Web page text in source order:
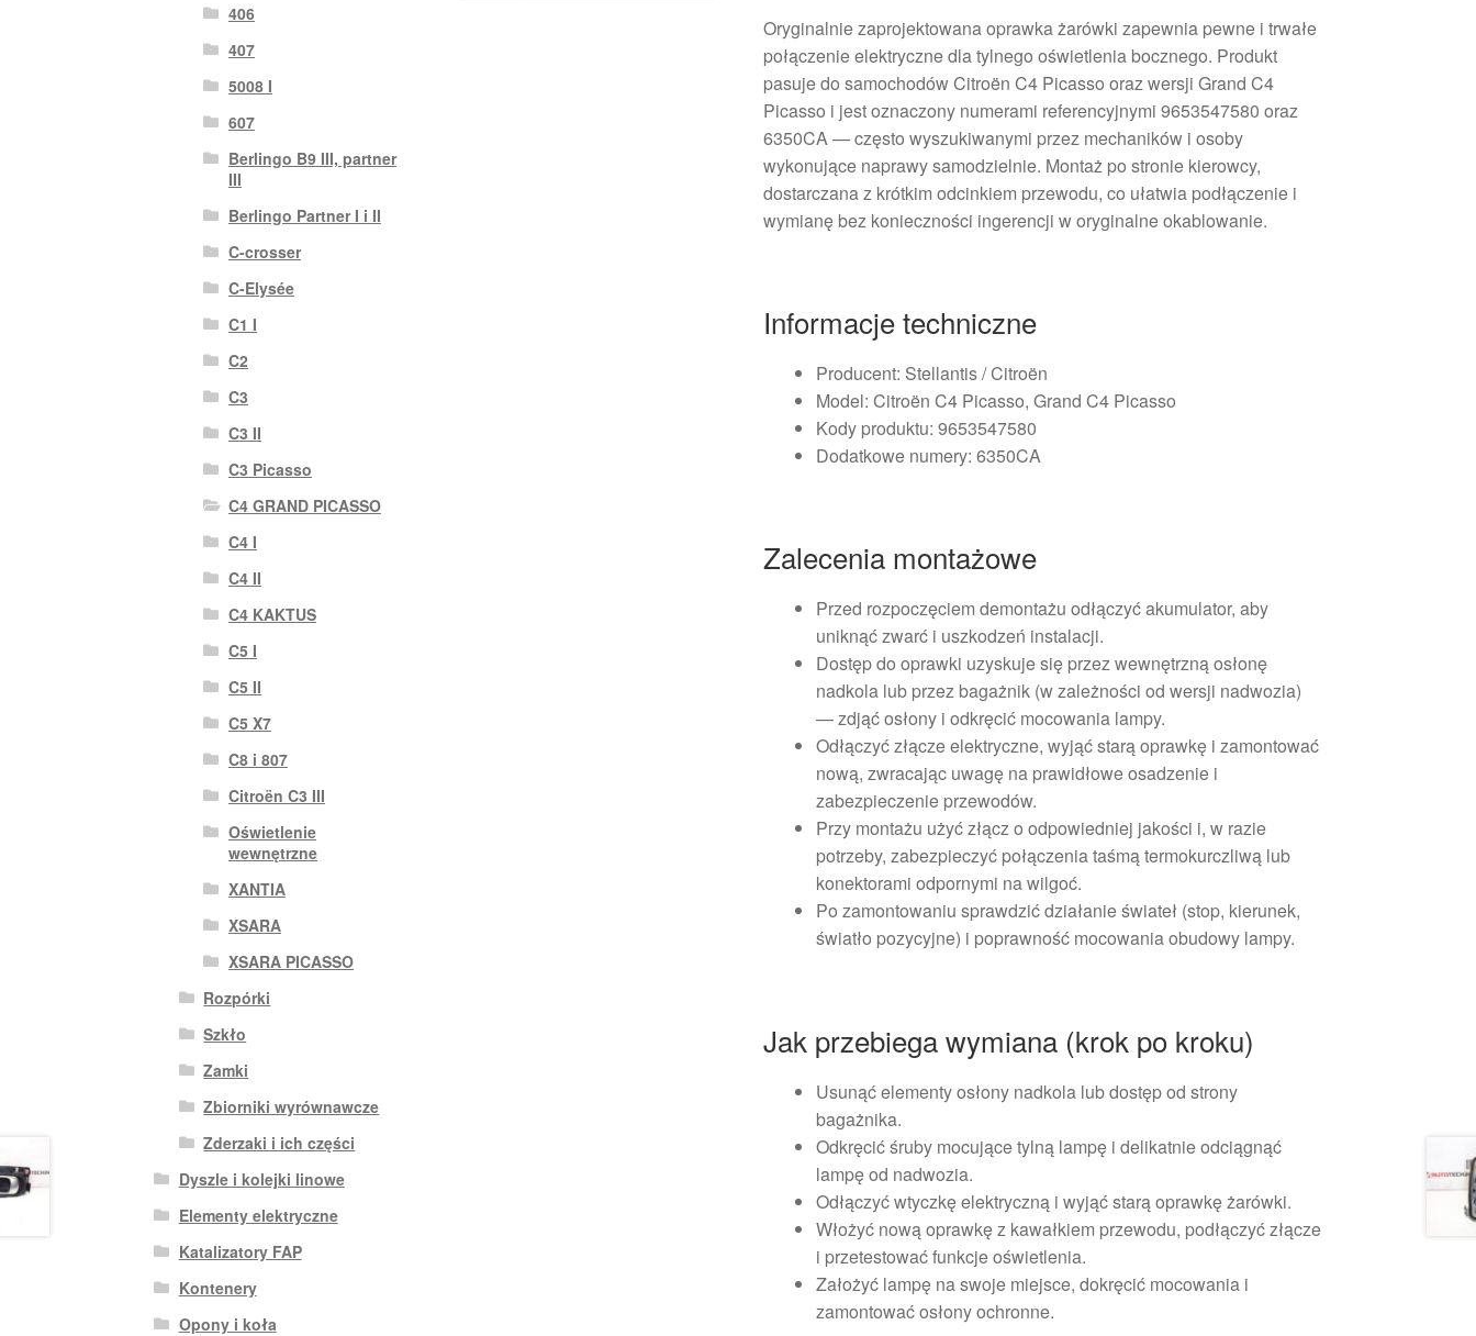
Oryginalnie zaprojektowana oprawka żarówki zapewnia pewne i trwałe
połączenie elektryczne dla tylnego oświetlenia bocznego. Produkt
pasuje do samochodów Citroën C4 Picasso oraz wersji Grand C4
Picasso i jest oznaczony numerami referencyjnymi 9653547580 oraz
6350CA — często wyszukiwanymi przez mechaników i osoby
wykonujące naprawy samodzielnie. Montaż po stronie kierowcy,
dostarczana z krótkim odcinkiem przewodu, co ułatwia podłączenie i
wymianę bez konieczności ingerencji w oryginalne okablowanie.
Informacje techniczne
Producent: Stellantis / Citroën
Model: Citroën C4 Picasso, Grand C4 Picasso
Kody produktu: 9653547580
Dodatkowe numery: 6350CA
Zalecenia montażowe
Przed rozpoczęciem demontażu odłączyć akumulator, aby
uniknąć zwarć i uszkodzeń instalacji.
Dostęp do oprawki uzyskuje się przez wewnętrzną osłonę
nadkola lub przez bagażnik (w zależności od wersji nadwozia)
— zdjąć osłony i odkręcić mocowania lampy.
Odłączyć złącze elektryczne, wyjąć starą oprawkę i zamontować
nową, zwracając uwagę na prawidłowe osadzenie i
zabezpieczenie przewodów.
Przy montażu użyć złącz o odpowiedniej jakości i, w razie
potrzeby, zabezpieczyć połączenia taśmą termokurczliwą lub
konektorami odpornymi na wilgoć.
Po zamontowaniu sprawdzić działanie świateł (stop, kierunek,
światło pozycyjne) i poprawność mocowania obudowy lampy.
Jak przebiega wymiana (krok po kroku)
Usunąć elementy osłony nadkola lub dostęp od strony
bagażnika.
Odkręcić śruby mocujące tylną lampę i delikatnie odciągnąć
lampę od nadwozia.
Odłączyć wtyczkę elektryczną i wyjąć starą oprawkę żarówki.
Włożyć nową oprawkę z kawałkiem przewodu, podłączyć złącze
i przetestować funkcje oświetlenia.
Założyć lampę na swoje miejsce, dokręcić mocowania i
zamontować osłony ochronne.
406
407
5008 I
607
Berlingo B9 III, partner
III
Berlingo Partner I i II
C-crosser
C-Elysée
C1 I
C2
C3
C3 II
C3 Picasso
C4 GRAND PICASSO
C4 I
C4 II
C4 KAKTUS
C5 I
C5 II
C5 X7
C8 i 807
Citroën C3 III
Oświetlenie
wewnętrzne
XANTIA
XSARA
XSARA PICASSO
Rozpórki
Szkło
Zamki
Zbiorniki wyrównawcze
Zderzaki i ich części
Dyszle i kolejki linowe
Elementy elektryczne
Katalizatory FAP
Kontenery
Opony i koła